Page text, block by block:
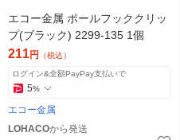
エコー金属 ポールフッククリッ
プ(ブラック) 2299-135 1個
211円 （税込）
ログイン&全額PayPay支払いで
5%
エコー金属
LOHACOから発送